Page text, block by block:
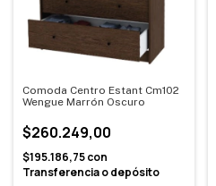
Comoda Centro Estant Cm102
Wengue Marrón Oscuro
$260.249,00
$195.186,75con
Transferencia o depósito